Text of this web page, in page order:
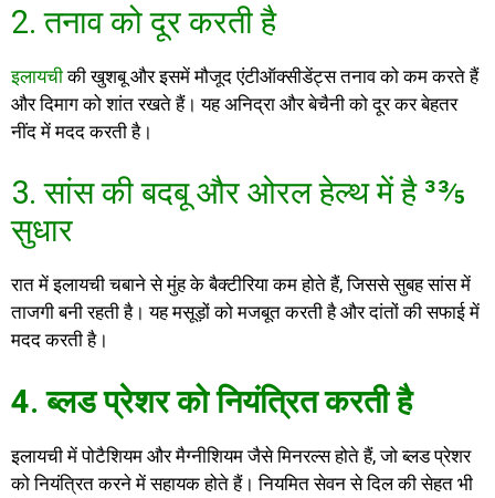
2. तनाव को दूर करती है
इलायचीकी खुशबू और इसमें मौजूद एंटीऑक्सीडेंट्स तनाव को कम करते हैं
और दिमाग को शांत रखते हैं। यह अनिद्रा और बेचैनी को दूर कर बेहतर
नींद में मदद करती है।
3. सांस की बदबू और ओरल हेल्थ में है ³⅗
सुधार
रात में इलायची चबाने से मुंह के बैक्टीरिया कम होते हैं, जिससे सुबह सांस में
ताजगी बनी रहती है। यह मसूड़ों को मजबूत करती है और दांतों की सफाई में
मदद करती है।
4. ब्लड प्रेशर को नियंत्रित करती है
इलायची में पोटैशियम और मैग्नीशियम जैसे मिनरल्स होते हैं, जो ब्लड प्रेशर
को नियंत्रित करने में सहायक होते हैं। नियमित सेवन से दिल की सेहत भी